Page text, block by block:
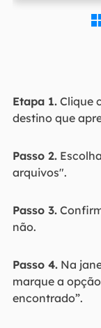
Etapa 1.Clique
destino que
Passo 2.
arquivos".
Passo 3.
não.
Passo 4.Na
marque a
encontrado”.